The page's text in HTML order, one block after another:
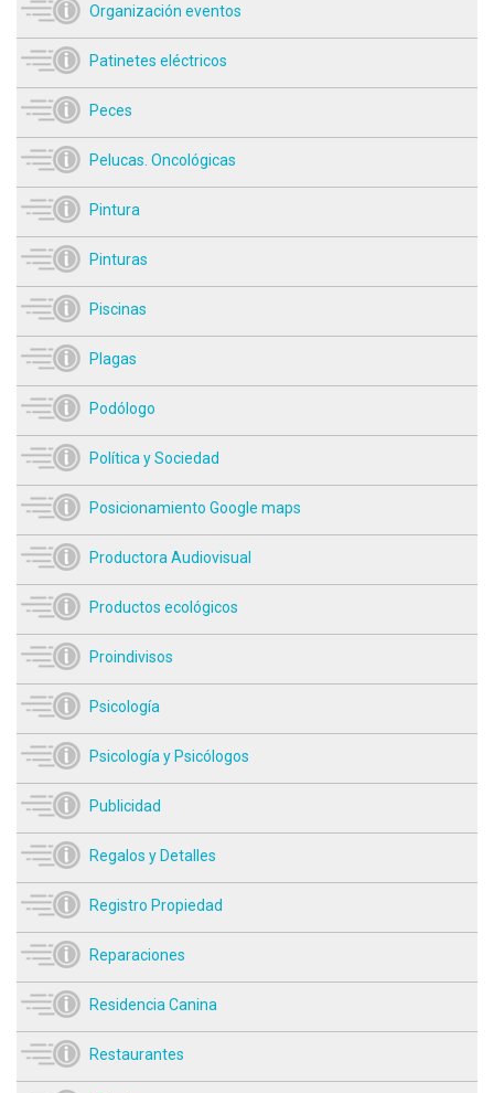
Organización eventos
Patinetes eléctricos
Peces
Pelucas. Oncológicas
Pintura
Pinturas
Piscinas
Plagas
Podólogo
Política y Sociedad
Posicionamiento Google maps
Productora Audiovisual
Productos ecológicos
Proindivisos
Psicología
Psicología y Psicólogos
Publicidad
Regalos y Detalles
Registro Propiedad
Reparaciones
Residencia Canina
Restaurantes